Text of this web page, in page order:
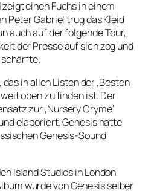
einen Fuchs in einem
Peter Gabriel trug das Kleid
auch auf der folgende Tour,
der Presse auf sich zog und
schärfte.
in allen Listen der ‚Besten
oben zu finden ist. Der
zur ‚Nursery Cryme‘
elaboriert. Genesis hatte
Genesis-Sound
Island Studios in London
wurde von Genesis selber